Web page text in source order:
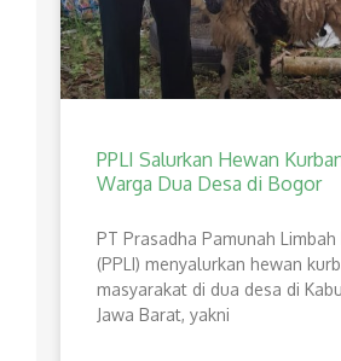
PPLI Salurkan Hewan
Warga Dua Desa di Bogor
PT Prasadha Pamunah Limbah
(PPLI) menyalurkan hewan
masyarakat di dua desa di
Jawa Barat, yakni